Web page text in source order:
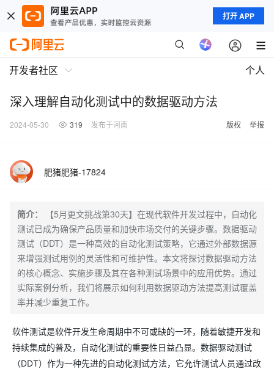
打开 APP
开发者社区 个人
深入理解自动化测试中的数据驱动方法
2024-05-30 319 发布于河南 版权 举报
肥猪肥猪-17824
简介：
【5月更文挑战第30天】在现代软件开发过程中，自动化
测试已成为确保产品质量和加快市场交付的关键步骤。数据驱动
测试（DDT）是一种高效的自动化测试策略，它通过外部数据源
来增强测试用例的灵活性和可维护性。本文将探讨数据驱动方法
的核心概念、实施步骤及其在各种测试场景中的应用优势。通过
实际案例分析，我们将展示如何利用数据驱动方法提高测试覆盖
率并减少重复工作。
软件测试是软件开发生命周期中不可或缺的一环，随着敏捷开发和
持续集成的普及，自动化测试的重要性日益凸显。数据驱动测试
（DDT）作为一种先进的自动化测试方法，它允许测试人员通过改